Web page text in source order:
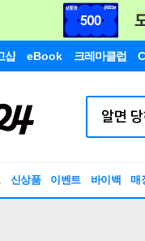
샵 eBook 크레마클럽
신상품 이벤트 바이백 매